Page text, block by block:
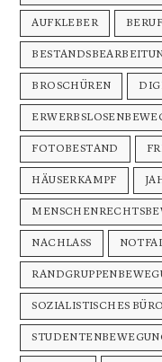
AUFKLEBER
BROSCHÜREN
FOTOBESTAND
HÄUSERKAMPF
NACHLASS
SOZIALISTISCHES BÜRO